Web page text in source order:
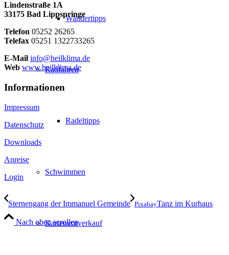
Wandertipps
Radfahren
Radeltipps
Schwimmen
Kartenvorverkauf
Lindenstraße 1A
33175 Bad Lippspringe
Telefon 05252 26265
Telefax 05251 1322733265
E-Mail info@heilklima.de
Web www.heilklima.de
Informationen
Impressum
Datenschutz
Downloads
Anreise
Login
Sternengang der Immanuel Gemeinde PixabayTanz im Kurhaus
Nach oben scrollen